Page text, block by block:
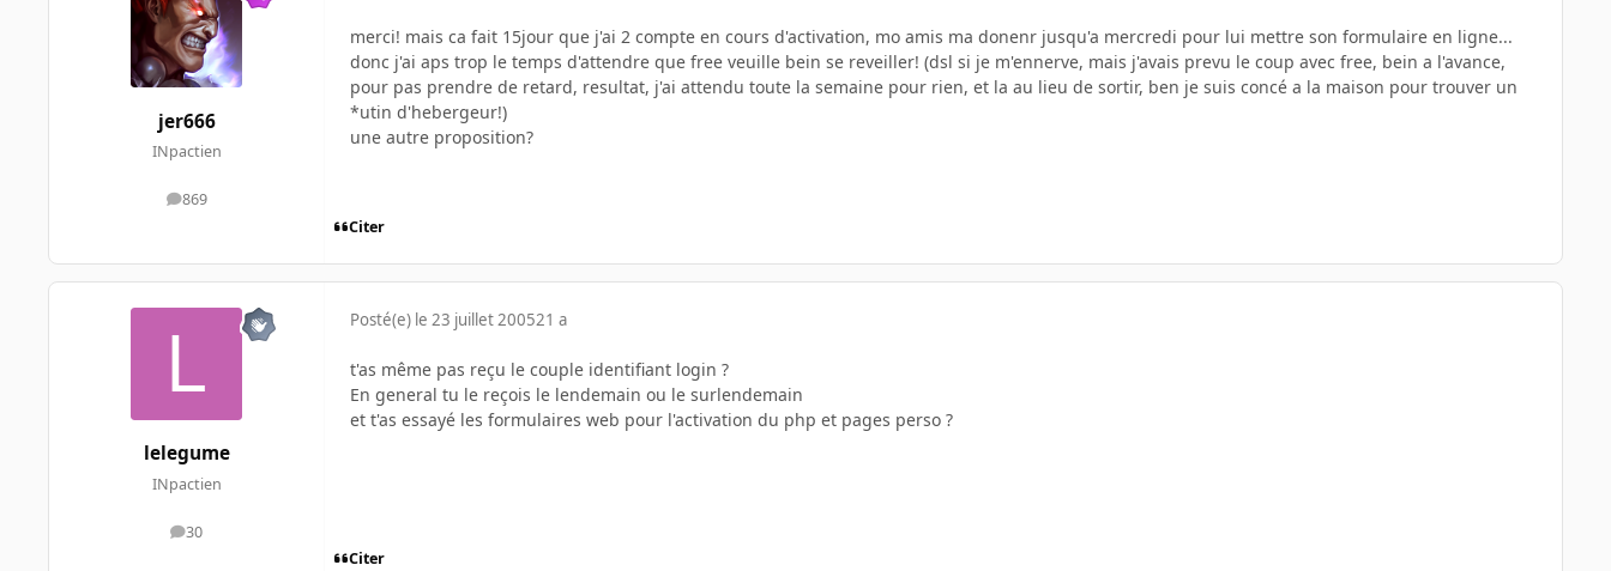
jer666
INpactien
869
messages
merci! mais ca fait 15jour que j'ai 2 compte en cours d'activation, mo amis ma donenr jusqu'a mercredi pour lui mettre son formulaire en ligne...
donc j'ai aps trop le temps d'attendre que free veuille bein se reveiller! (dsl si je m'ennerve, mais j'avais prevu le coup avec free, bein a l'avance,
pour pas prendre de retard, resultat, j'ai attendu toute la semaine pour rien, et la au lieu de sortir, ben je suis concé a la maison pour trouver un
*utin d'hebergeur!)
une autre proposition?
Citer
lelegume
INpactien
30
messages
Posté(e) le 23 juillet 200521 a
t'as même pas reçu le couple identifiant login ?
En general tu le reçois le lendemain ou le surlendemain
et t'as essayé les formulaires web pour l'activation du php et pages perso ?
Citer